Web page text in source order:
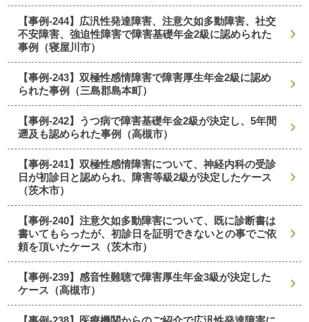
【事例-244】広汎性発達障害、注意欠如多動障害、社交
不安障害、強迫性障害で障害基礎年金2級に認められた
事例（寝屋川市）
【事例-243】双極性感情障害で障害厚生年金2級に認め
られた事例（三島郡島本町）
【事例-242】うつ病で障害基礎年金2級が決定し、5年間
遡及も認められた事例（高槻市）
【事例-241】双極性感情障害について、神経内科の受診
日が初診日と認められ、障害等級2級が決定したケース
（茨木市）
【事例-240】注意欠如多動障害について、既に診断書は
書いてもらったが、初診日を証明できないとの事でご依
頼を頂いたケース（茨木市）
【事例-239】感音性難聴で障害厚生年金3級が決定した
ケース（高槻市）